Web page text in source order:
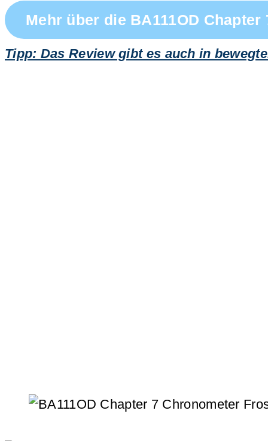
Mehr über die BA111OD Chapter
Tipp: Das Review gibt es auch in